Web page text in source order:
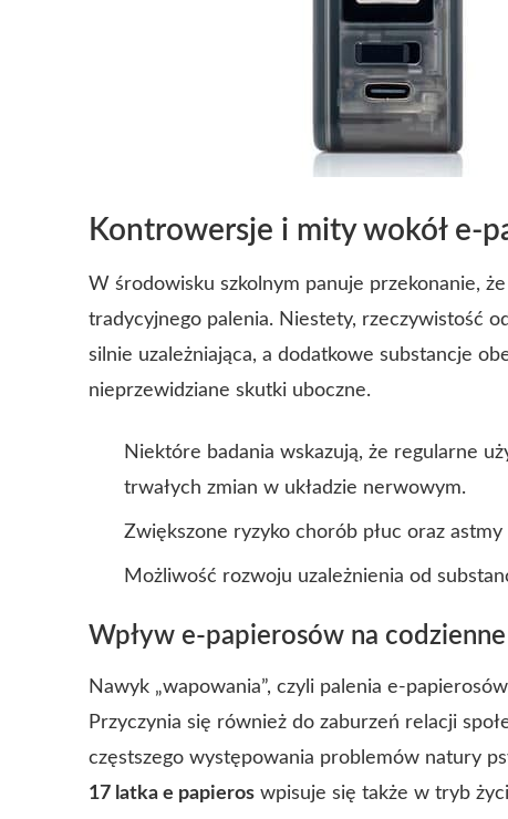
Kontrowersje i mity wokół e-
W środowisku szkolnym panuje przekonanie,
tradycyjnego palenia. Niestety, rzeczywistość
silnie uzależniająca, a dodatkowe substancje
nieprzewidziane skutki uboczne.
Niektóre badania wskazują, że regularne
trwałych zmian w układzie nerwowym.
Zwiększone ryzyko chorób płuc oraz astmy
Możliwość rozwoju uzależnienia od
Wpływ e-papierosów na
Nawyk „wapowania”, czyli palenia e-
Przyczynia się również do zaburzeń relacji
częstszego występowania problemów natury
17 latka e papieros wpisuje się także w tryb